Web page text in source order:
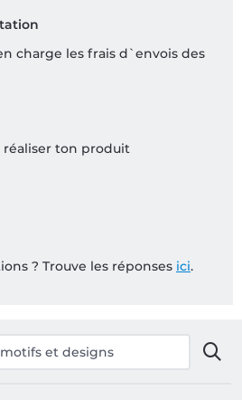
charge les frais d`envois des
ton produit
? Trouve les réponses ici.